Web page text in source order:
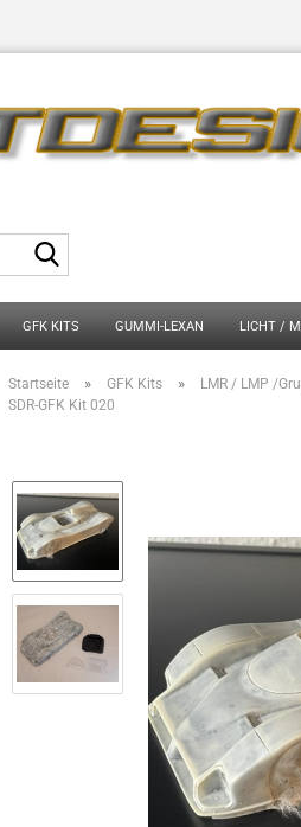
GFK KITS GUMMI-LEXAN LICHT /
Startseite » GFK Kits » LMR / LMP /
SDR-GFK Kit 020